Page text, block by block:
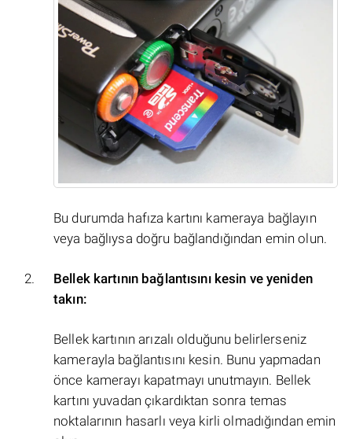
Bu durumda hafıza kartını kameraya bağlayın
veya bağlıysa doğru bağlandığından emin olun.
Bellek kartının bağlantısını kesin ve yeniden
takın:
Bellek kartının arızalı olduğunu belirlerseniz
kamerayla bağlantısını kesin. Bunu yapmadan
önce kamerayı kapatmayı unutmayın. Bellek
kartını yuvadan çıkardıktan sonra temas
noktalarının hasarlı veya kirli olmadığından emin